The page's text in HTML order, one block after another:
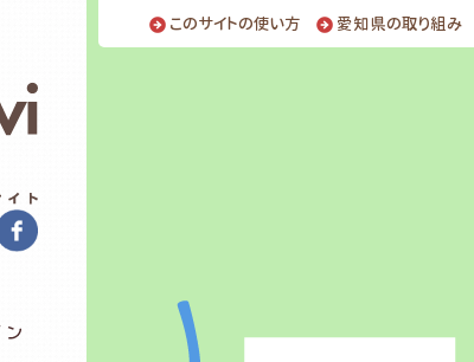
このサイトの使い方 愛知県の取り組み